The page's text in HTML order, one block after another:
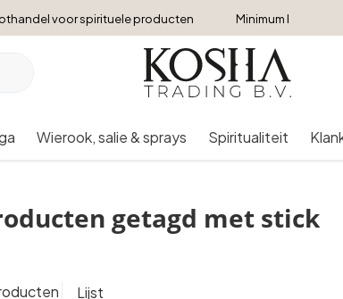
voor spirituele producten Minimum
Wierook, salie & sprays Spiritualiteit
getagd met stick
Lijst